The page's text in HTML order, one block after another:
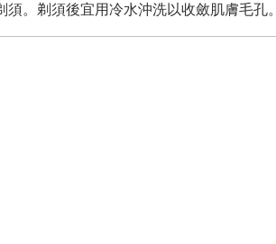
。剃須後宜用冷水沖洗以收斂肌膚毛孔。